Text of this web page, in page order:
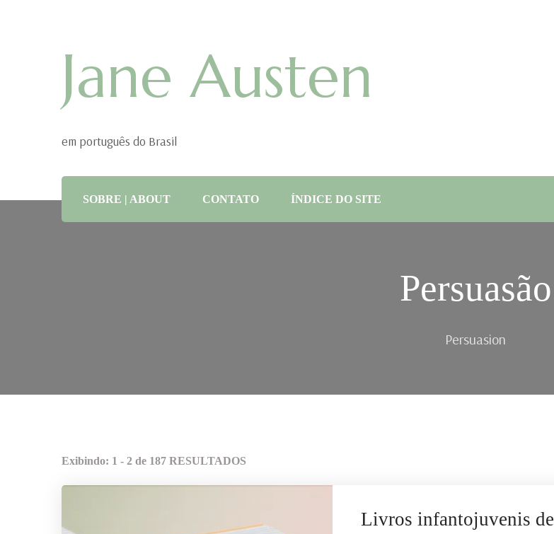
Jane Austen
em português do Brasil
SOBRE | ABOUT CONTATO ÍNDICE DO SITE
Persuasão
Persuasion
Exibindo: 1 - 2 de 187 RESULTADOS
Livros infantojuvenis de